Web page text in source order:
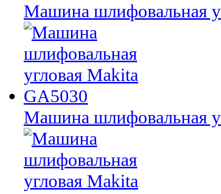
Машина шлифовальная
Машина шлифовальная